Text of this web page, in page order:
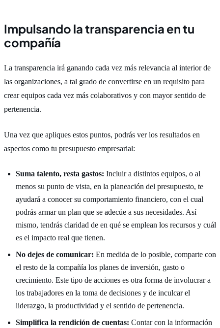
Impulsando la transparencia en tu
compañía
La transparencia irá ganando cada vez más relevancia al interior de
las organizaciones, a tal grado de convertirse en un requisito para
crear equipos cada vez más colaborativos y con mayor sentido de
pertenencia.
Una vez que apliques estos puntos, podrás ver los resultados en
aspectos como tu presupuesto empresarial:
Suma talento, resta gastos: Incluir a distintos equipos, o al
menos su punto de vista, en la planeación del presupuesto, te
ayudará a conocer su comportamiento financiero, con el cual
podrás armar un plan que se adecúe a sus necesidades. Así
mismo, tendrás claridad de en qué se emplean los recursos y cuál
es el impacto real que tienen.
No dejes de comunicar: En medida de lo posible, comparte con
el resto de la compañía los planes de inversión, gasto o
crecimiento. Este tipo de acciones es otra forma de involucrar a
los trabajadores en la toma de decisiones y de inculcar el
liderazgo, la productividad y el sentido de pertenencia.
Simplifica la rendición de cuentas: Contar con la información